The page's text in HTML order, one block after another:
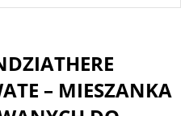
– MIESZANKA